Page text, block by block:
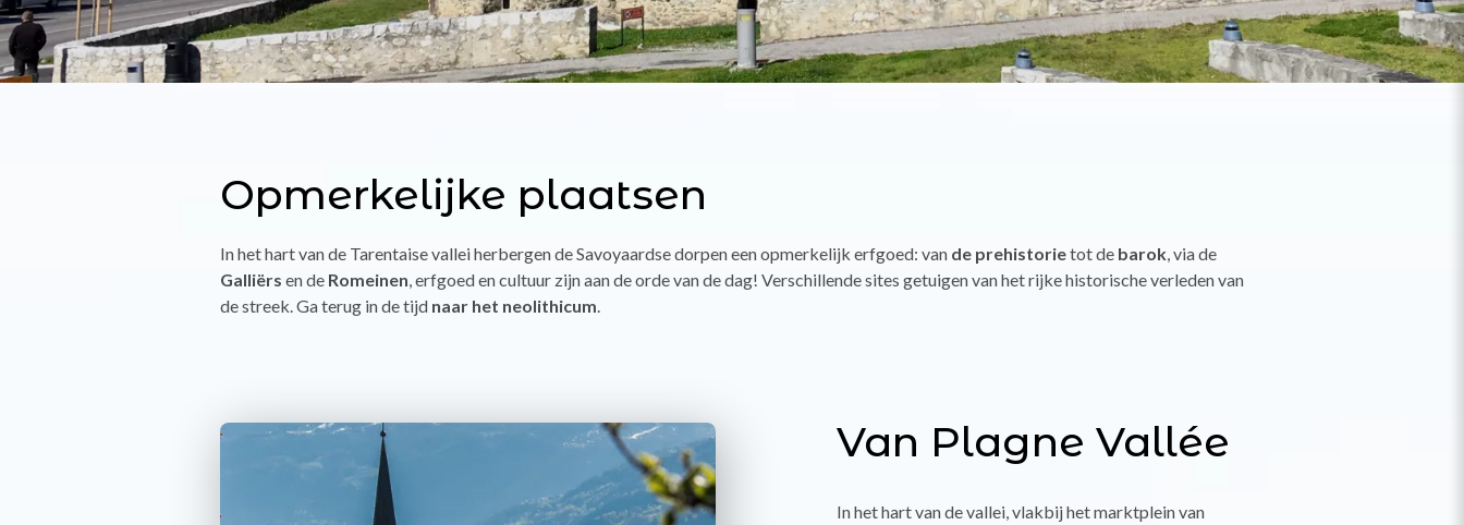
Opmerkelijke plaatsen
In het hart van de Tarentaise vallei herbergen de Savoyaardse dorpen een opmerkelijk erfgoed: van de prehistorietot de barok, via de
Galliërs en de Romeinen, erfgoed en cultuur zijn aan de orde van de dag! Verschillende sites getuigen van het rijke historische verleden van
de streek. Ga terug in de tijd naar het neolithicum.
Van Plagne Vallée
In het hart van de vallei, vlakbij het marktplein van